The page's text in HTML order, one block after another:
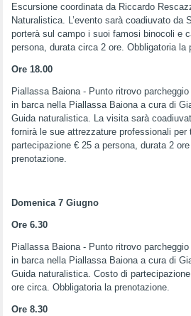
Escursione coordinata da Riccardo
Naturalistica. L’evento sarà coadiuvato da
porterà sul campo i suoi famosi binocoli e
persona, durata circa 2 ore. Obbligatoria la
Ore 18.00
Piallassa Baiona - Punto ritrovo
in barca nella Piallassa Baiona a cura di
Guida naturalistica. La visita sarà
fornirà le sue attrezzature professionali
partecipazione € 25 a persona, durata 2
prenotazione.
Domenica 7 Giugno
Ore 6.30
Piallassa Baiona - Punto ritrovo
in barca nella Piallassa Baiona a cura di
Guida naturalistica. Costo di
ore circa. Obbligatoria la prenotazione.
Ore 8.30